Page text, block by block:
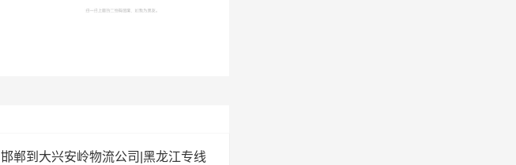
9454.5元
邯郸到大兴安岭物流公司|黑龙江专线